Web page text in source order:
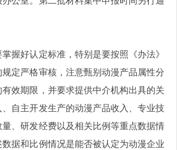
握好认定标准，特别是要按照《办法》
定严格审核，注意甄别动漫产品属性分
效期限，并要求提供中介机构出具的关
自主开发生产的动漫产品收入、专业技
、研发经费以及相关比例等重点数据情
据和比例情况是能否被认定为动漫企业